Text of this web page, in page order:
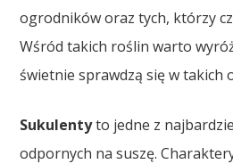
ogrodników oraz tych, którzy
Wśród takich roślin warto
świetnie sprawdzą się w takich
Sukulentyto jedne z
odpornych na suszę.